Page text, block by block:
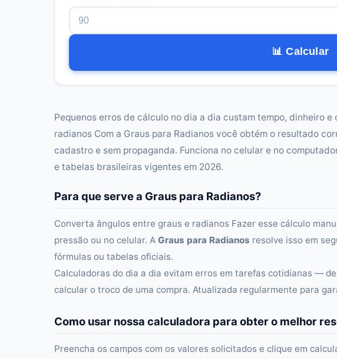
📊 Calcular
Pequenos erros de cálculo no dia a dia custam tempo, dinheiro
radianos Com a Graus para Radianos você obtém o resultado
cadastro e sem propaganda. Funciona no celular e no
e tabelas brasileiras vigentes em 2026.
Para que serve a Graus para Radianos?
Converta ângulos entre graus e radianos Fazer esse cálculo
pressão ou no celular. A Graus para Radianos resolve isso em
fórmulas ou tabelas oficiais.
Calculadoras do dia a dia evitam erros em tarefas cotidianas —
calcular o troco de uma compra. Atualizada regularmente para
Como usar nossa calculadora para obter o melhor
Preencha os campos com os valores solicitados e clique em